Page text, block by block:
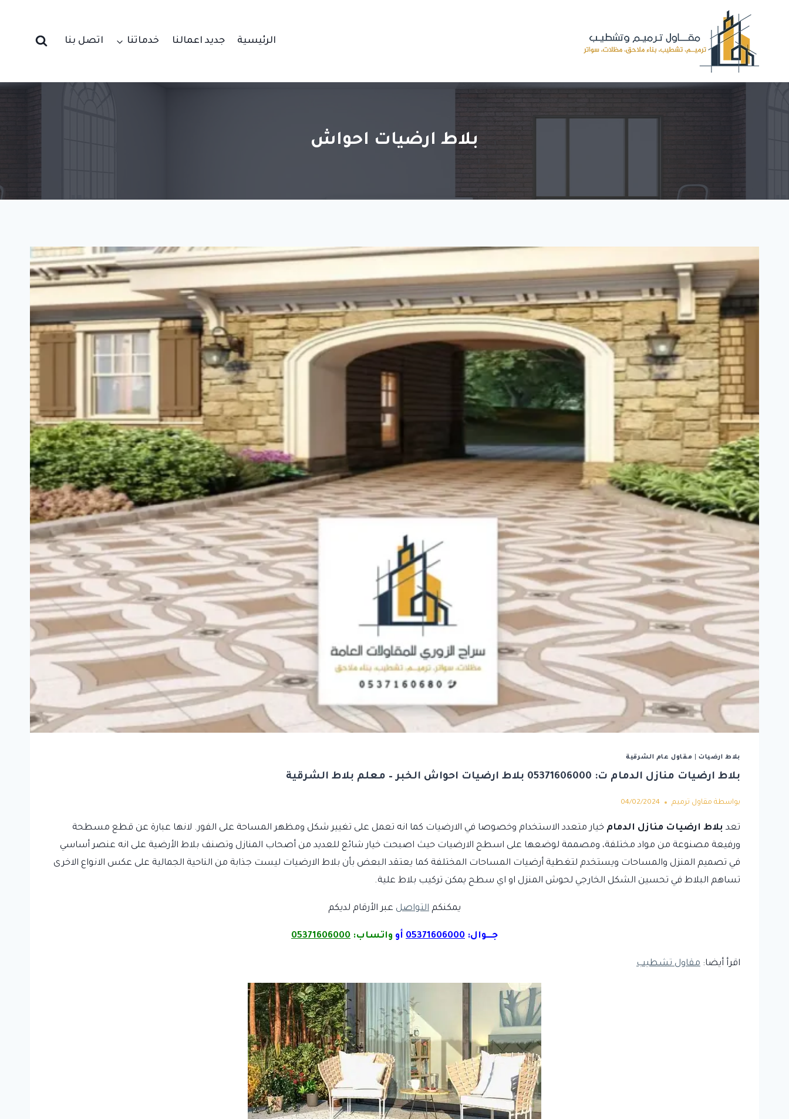
الرئيسية جديد اعمالنا خدماتنا اتصل بنا
بلاط ارضيات احواش
بلاط ارضيات| مقاول عام الشرقية
بلاط ارضيات منازل الدمام ت: 05371606000 بلاط ارضيات احواش الخبر – معلم بلاط الشرقية
بواسطة مقاول ترميم 04/02/2024
تعد بلاط ارضيات منازل الدمام خيار متعدد الاستخدام وخصوصا في الارضيات كما انه تعمل على تغيير شكل ومظهر المساحة على الفور. لانها عبارة عن قطع مسطحة
ورفيعة مصنوعة من مواد مختلفة، ومصممة لوضعها على اسطح الارضيات حيث اصبحت خيار شائع للعديد من أصحاب المنازل وتصنف بلاط الأرضية على انه عنصر أساسي
في تصميم المنزل والمساحات ويستخدم لتغطية أرضيات المساحات المختلفة كما يعتقد البعض بأن بلاط الارضيات ليست جذابة من الناحية الجمالية على عكس الانواع الاخرى
تساهم البلاط في تحسين الشكل الخارجي لحوش المنزل او اي سطح يمكن تركيب بلاط علية.
يمكنكم التواصل عبر الأرقام لديكم
جـــوال: 05371606000 أو واتساب: 05371606000
اقرأ أيضا: مقاول تشطيب